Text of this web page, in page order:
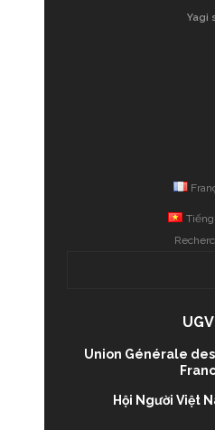
Yagi
Union Générale
Hội Người Việt